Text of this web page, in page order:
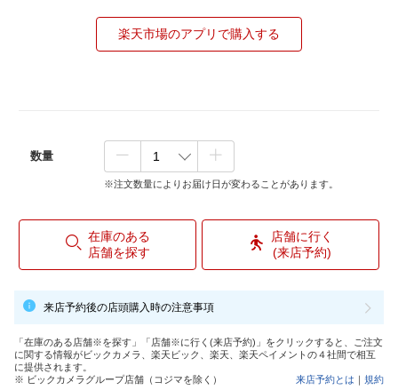
楽天市場のアプリで購入する
数量
※注文数量によりお届け日が変わることがあります。
在庫のある
店舗を探す
店舗に行く
(来店予約)
来店予約後の店頭購入時の注意事項
「在庫のある店舗※を探す」「店舗※に行く(来店予約)」をクリックすると、ご注文
に関する情報がビックカメラ、楽天ビック、楽天、楽天ペイメントの４社間で相互
に提供されます。
※ ビックカメラグループ店舗（コジマを除く）
来店予約とは ｜ 規約